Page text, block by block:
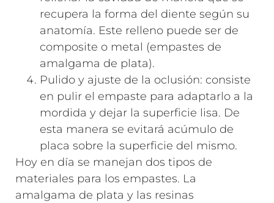
recupera la forma del diente según su
anatomía. Este relleno puede ser de
composite o metal (empastes de
amalgama de plata).
Pulido y ajuste de la oclusión: consiste
en pulir el empaste para adaptarlo a la
mordida y dejar la superficie lisa. De
esta manera se evitará acúmulo de
placa sobre la superficie del mismo.
Hoy en día se manejan dos tipos de
materiales para los empastes. La
amalgama de plata y las resinas